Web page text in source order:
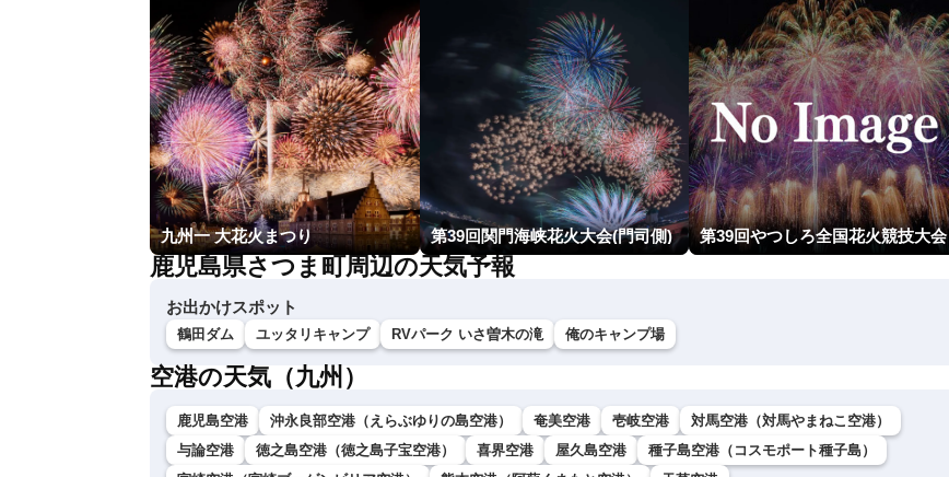
九州一 大花火まつり 第39回関門海峡花火大会(門司側) 第39回やつしろ全国花火競技大会
鹿児島県さつま町周辺の天気予報
お出かけスポット
鶴田ダム ユッタリキャンプ RVパーク いさ曽木の滝 俺のキャンプ場
空港の天気（九州）
鹿児島空港 沖永良部空港（えらぶゆりの島空港） 奄美空港 壱岐空港
対馬空港（対馬やまねこ空港）
与論空港
徳之島空港（徳之島子宝空港） 喜界空港 屋久島空港
種子島空港（コスモポート種子島）